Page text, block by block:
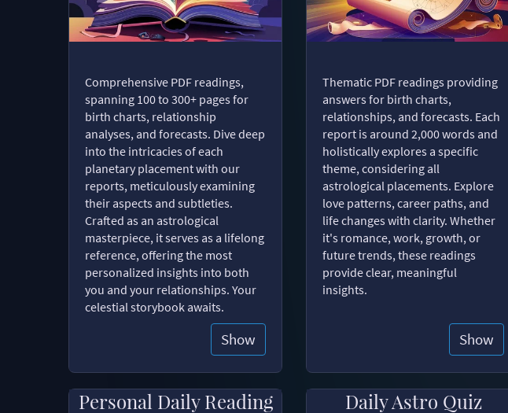
Comprehensive PDF readings,
spanning 100 to 300+ pages for
birth charts, relationship
analyses, and forecasts. Dive deep
into the intricacies of each
planetary placement with our
reports, meticulously examining
their aspects and subtleties.
Crafted as an astrological
masterpiece, it serves as a lifelong
reference, offering the most
personalized insights into both
you and your relationships. Your
celestial storybook awaits.
Show
Thematic PDF readings providing
answers for birth charts,
relationships, and forecasts. Each
report is around 2,000 words and
holistically explores a specific
theme, considering all
astrological placements. Explore
love patterns, career paths, and
life changes with clarity. Whether
it's romance, work, growth, or
future trends, these readings
provide clear, meaningful
insights.
Show
Personal Daily Reading Daily Astro Quiz